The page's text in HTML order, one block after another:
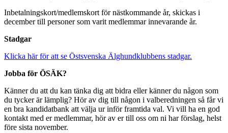
Inbetalningskort/medlemskort för nästkommande år, skickas i
december till personer som varit medlemmar innevarande år.
Stadgar
Klicka här för att se Östsvenska Älghundklubbens stadgar.
Jobba för ÖSÄK?
Känner du att du kan tänka dig att bidra eller känner du någon som
du tycker är lämplig? Hör av dig till någon i valberedningen så får vi
en bra kandidatbank att välja ur inför framtida val. Vi vill ha en god
kontakt med er medlemmar, hör av er till oss om ni har förslag, helst
före sista november.